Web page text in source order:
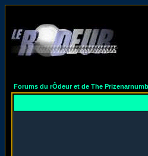
Forums du rÔdeur et de The